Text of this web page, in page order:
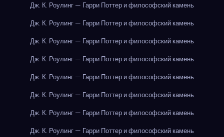
Дж. К. Роулинг — Гарри Поттер и философский камень
Дж. К. Роулинг — Гарри Поттер и философский камень
Дж. К. Роулинг — Гарри Поттер и философский камень
Дж. К. Роулинг — Гарри Поттер и философский камень
Дж. К. Роулинг — Гарри Поттер и философский камень
Дж. К. Роулинг — Гарри Поттер и философский камень
Дж. К. Роулинг — Гарри Поттер и философский камень
Дж. К. Роулинг — Гарри Поттер и философский камень